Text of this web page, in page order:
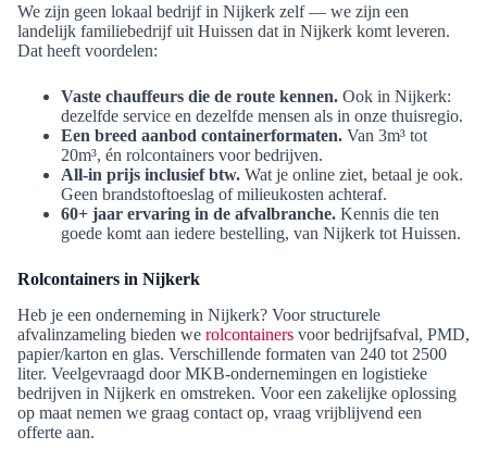
We zijn geen lokaal bedrijf in Nijkerk zelf — we zijn een
landelijk familiebedrijf uit Huissen dat in Nijkerk komt leveren.
Dat heeft voordelen:
Vaste chauffeurs die de route kennen. Ook in Nijkerk:
dezelfde service en dezelfde mensen als in onze thuisregio.
Een breed aanbod containerformaten. Van 3m³ tot
20m³, én rolcontainers voor bedrijven.
All-in prijs inclusief btw. Wat je online ziet, betaal je ook.
Geen brandstoftoeslag of milieukosten achteraf.
60+ jaar ervaring in de afvalbranche. Kennis die ten
goede komt aan iedere bestelling, van Nijkerk tot Huissen.
Rolcontainers in Nijkerk
Heb je een onderneming in Nijkerk? Voor structurele
afvalinzameling bieden we rolcontainers voor bedrijfsafval, PMD,
papier/karton en glas. Verschillende formaten van 240 tot 2500
liter. Veelgevraagd door MKB-ondernemingen en logistieke
bedrijven in Nijkerk en omstreken. Voor een zakelijke oplossing
op maat nemen we graag contact op, vraag vrijblijvend een
offerte aan.